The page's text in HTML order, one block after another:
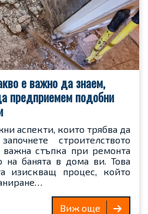
е важно да знаем,
предприемем подобни
аспекти, които трябва да
строителството
стъпка при ремонта
на банята в дома ви. Това
изискващ процес, който
Виж още